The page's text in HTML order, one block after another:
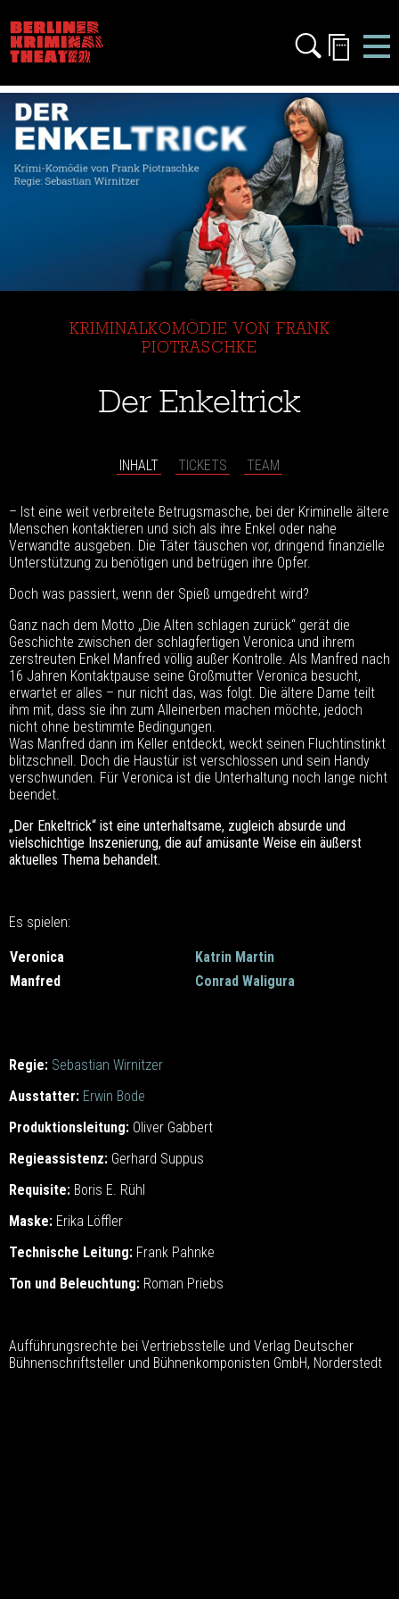
KRIMINALKOMÖDIE VON FRANK
PIOTRASCHKE
Der Enkeltrick
INHALT TICKETS TEAM
– Ist eine weit verbreitete Betrugsmasche, bei der Kriminelle ältere
Menschen kontaktieren und sich als ihre Enkel oder nahe
Verwandte ausgeben. Die Täter täuschen vor, dringend finanzielle
Unterstützung zu benötigen und betrügen ihre Opfer.
Doch was passiert, wenn der Spieß umgedreht wird?
Ganz nach dem Motto „Die Alten schlagen zurück“ gerät die
Geschichte zwischen der schlagfertigen Veronica und ihrem
zerstreuten Enkel Manfred völlig außer Kontrolle. Als Manfred nach
16 Jahren Kontaktpause seine Großmutter Veronica besucht,
erwartet er alles – nur nicht das, was folgt. Die ältere Dame teilt
ihm mit, dass sie ihn zum Alleinerben machen möchte, jedoch
nicht ohne bestimmte Bedingungen.
Was Manfred dann im Keller entdeckt, weckt seinen Fluchtinstinkt
blitzschnell. Doch die Haustür ist verschlossen und sein Handy
verschwunden. Für Veronica ist die Unterhaltung noch lange nicht
beendet.
„Der Enkeltrick“ ist eine unterhaltsame, zugleich absurde und
vielschichtige Inszenierung, die auf amüsante Weise ein äußerst
aktuelles Thema behandelt.
Es spielen:
Veronica
Katrin Martin
Manfred
Conrad Waligura
Regie: Sebastian Wirnitzer
Ausstatter: Erwin Bode
Produktionsleitung: Oliver Gabbert
Regieassistenz: Gerhard Suppus
Requisite: Boris E. Rühl
Maske: Erika Löffler
Technische Leitung: Frank Pahnke
Ton und Beleuchtung: Roman Priebs
Aufführungsrechte bei Vertriebsstelle und Verlag Deutscher
Bühnenschriftsteller und Bühnenkomponisten GmbH, Norderstedt